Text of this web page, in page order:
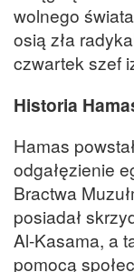
wolnego
osią zła
czwartek szef
Historia
Hamas
odgałęzienie
Bractwa
posiadał
Al-Kasama, a
pomocą